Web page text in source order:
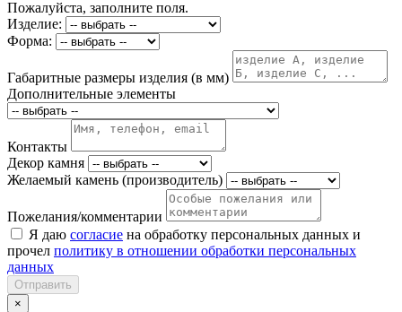
Пожалуйста, заполните поля.
Изделие:
Форма:
Габаритные размеры изделия (в мм)
Дополнительные элементы
Контакты
Декор камня
Желаемый камень (производитель)
Пожелания/комментарии
Я даю согласие на обработку персональных данных и
прочел политику в отношении обработки персональных
данных
Отправить
×